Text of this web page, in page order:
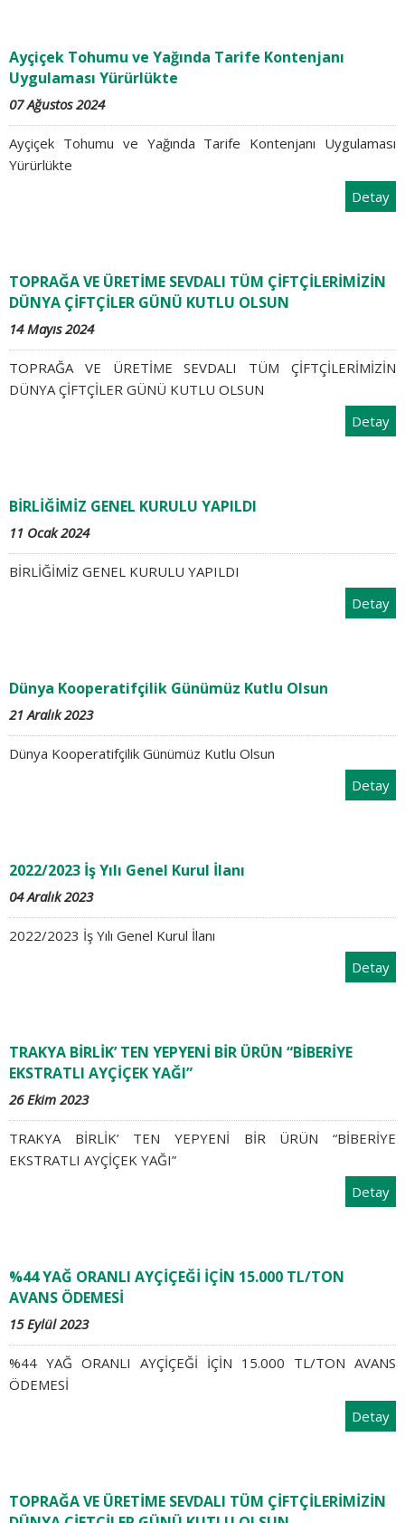
Ayçiçek Tohumu ve Yağında Tarife Kontenjanı
Uygulaması Yürürlükte
07 Ağustos 2024
Ayçiçek Tohumu ve Yağında Tarife Kontenjanı Uygulaması
Yürürlükte
Detay
TOPRAĞA VE ÜRETİME SEVDALI TÜM ÇİFTÇİLERİMİZİN
DÜNYA ÇİFTÇİLER GÜNÜ KUTLU OLSUN
14 Mayıs 2024
TOPRAĞA VE ÜRETİME SEVDALI TÜM ÇİFTÇİLERİMİZİN
DÜNYA ÇİFTÇİLER GÜNÜ KUTLU OLSUN
Detay
BİRLİĞİMİZ GENEL KURULU YAPILDI
11 Ocak 2024
BİRLİĞİMİZ GENEL KURULU YAPILDI
Detay
Dünya Kooperatifçilik Günümüz Kutlu Olsun
21 Aralık 2023
Dünya Kooperatifçilik Günümüz Kutlu Olsun
Detay
2022/2023 İş Yılı Genel Kurul İlanı
04 Aralık 2023
2022/2023 İş Yılı Genel Kurul İlanı
Detay
TRAKYA BİRLİK’ TEN YEPYENİ BİR ÜRÜN “BİBERİYE
EKSTRATLI AYÇİÇEK YAĞI”
26 Ekim 2023
TRAKYA BİRLİK’ TEN YEPYENİ BİR ÜRÜN “BİBERİYE
EKSTRATLI AYÇİÇEK YAĞI”
Detay
%44 YAĞ ORANLI AYÇİÇEĞİ İÇİN 15.000 TL/TON
AVANS ÖDEMESİ
15 Eylül 2023
%44 YAĞ ORANLI AYÇİÇEĞİ İÇİN 15.000 TL/TON AVANS
ÖDEMESİ
Detay
TOPRAĞA VE ÜRETİME SEVDALI TÜM ÇİFTÇİLERİMİZİN